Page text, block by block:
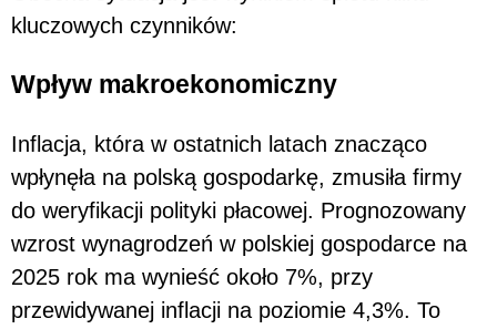
kluczowych czynników:
Wpływ makroekonomiczny
Inflacja, która w ostatnich latach znacząco
wpłynęła na polską gospodarkę, zmusiła firmy
do weryfikacji polityki płacowej. Prognozowany
wzrost wynagrodzeń w polskiej gospodarce na
2025 rok ma wynieść około 7%, przy
przewidywanej inflacji na poziomie 4,3%. To